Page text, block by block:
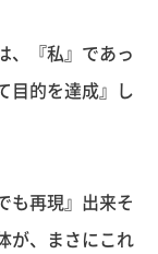
、『私』であっ
目的を達成』し
も再現』出来そ
が、まさにこれ